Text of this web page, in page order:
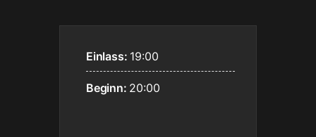
Einlass: 19:00
Beginn: 20:00